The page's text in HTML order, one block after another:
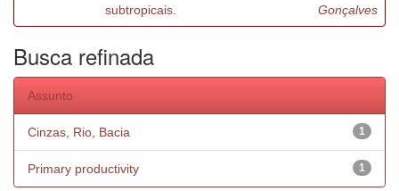
subtropicais.
Gonçalves
Busca refinada
Assunto
1
Cinzas, Rio, Bacia
1
Primary productivity